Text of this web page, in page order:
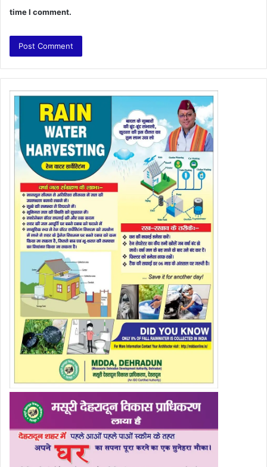
time I comment.